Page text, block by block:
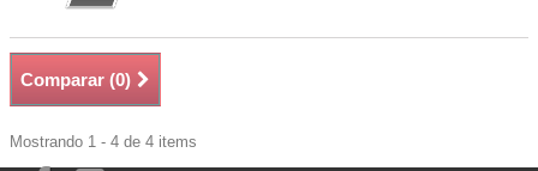
Comparar (0)
Mostrando 1 - 4 de 4 items